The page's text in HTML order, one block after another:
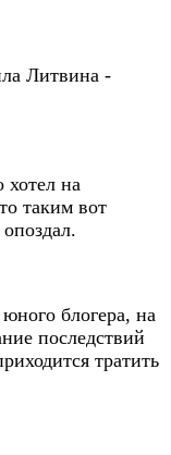
Литвина -
на
таким вот
блогера, на
последствий
тратить